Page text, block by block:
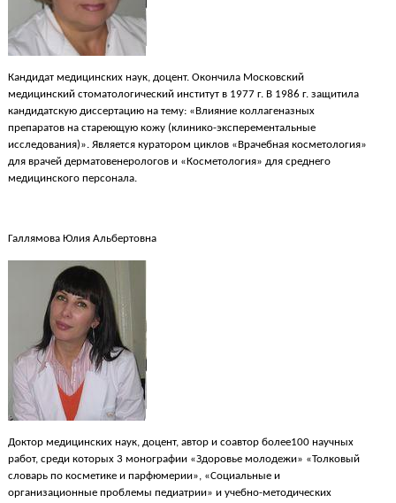
Кандидат медицинских наук, доцент. Окончила Московский
медицинский стоматологический институт в 1977 г. В 1986 г. защитила
кандидатскую диссертацию на тему: «Влияние коллагеназных
препаратов на стареющую кожу (клинико-эксперементальные
исследования)». Является куратором циклов «Врачебная косметология»
для врачей дерматовенерологов и «Косметология» для среднего
медицинского персонала.
Галлямова Юлия Альбертовна
Доктор медицинских наук, доцент, автор и соавтор более100 научных
работ, среди которых 3 монографии «Здоровье молодежи» «Толковый
словарь по косметике и парфюмерии», «Социальные и
организационные проблемы педиатрии» и учебно-методических